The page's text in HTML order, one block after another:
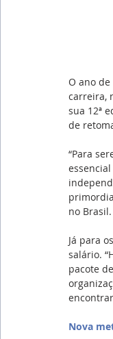
O ano
carreira,
sua 12ª
de
“Para
no Brasil.
Já para
salário.
pacote
Nova